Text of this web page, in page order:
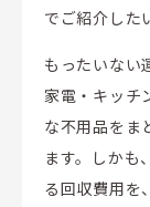
でご紹介した
もったいない
家電・キッチ
な不用品をま
ます。しかも
る回収費用を